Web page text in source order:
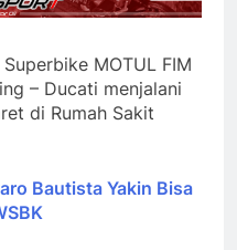
MOTUL FIM
– Ducati menjalani
di Rumah Sakit
Bautista Yakin Bisa